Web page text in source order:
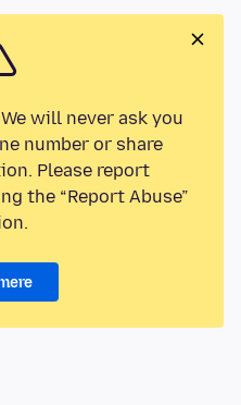
will never ask you
number or share
Please report
the “Report Abuse”